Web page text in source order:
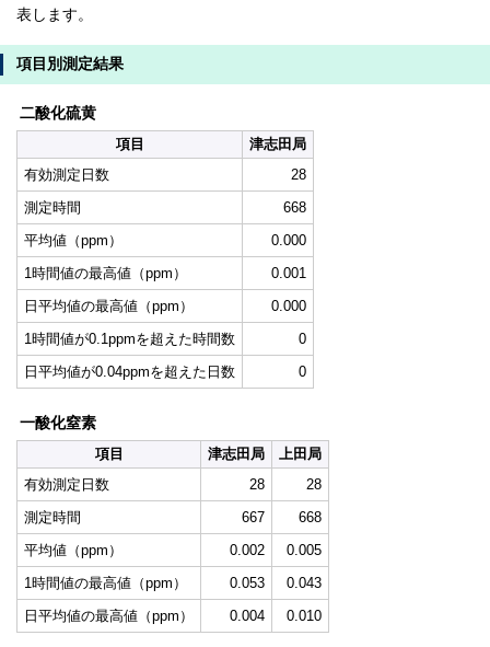
表します。
項目別測定結果
二酸化硫黄
項目
津志田局
有効測定日数
28
測定時間
668
平均値（ppm）
0.000
1時間値の最高値（ppm）
0.001
日平均値の最高値（ppm）
0.000
1時間値が0.1ppmを超えた時間数
0
日平均値が0.04ppmを超えた日数
0
一酸化窒素
項目
津志田局
上田局
有効測定日数
28
28
測定時間
667
668
平均値（ppm）
0.002
0.005
1時間値の最高値（ppm）
0.053
0.043
日平均値の最高値（ppm）
0.004 0.010